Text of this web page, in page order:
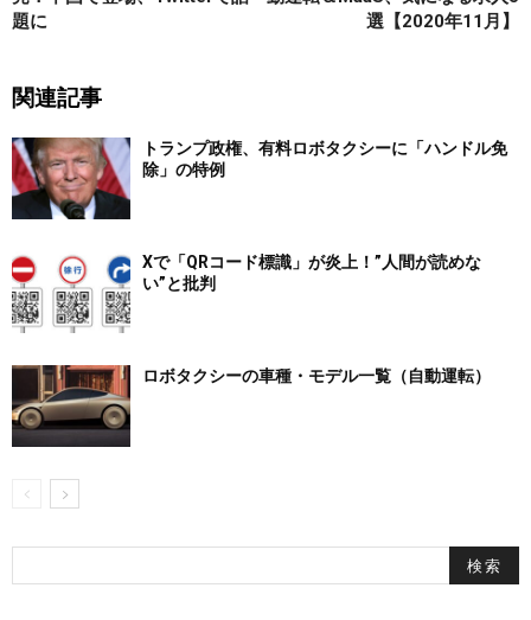
題に
選【2020年11月】
関連記事
トランプ政権、有料ロボタクシーに「ハンドル免
除」の特例
Xで「QRコード標識」が炎上！”人間が読めな
い”と批判
ロボタクシーの車種・モデル一覧（自動運転）